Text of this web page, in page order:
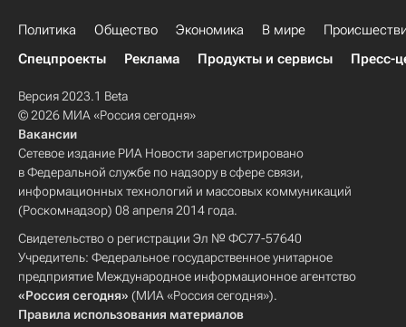
Политика Общество Экономика В мире
Спецпроекты
Реклама Продукты и сервисы Пресс-
Версия 2023.1 Beta
© 2026 МИА «Россия сегодня»
Вакансии
Сетевое издание РИА Новости зарегистрировано
в Федеральной службе по надзору в сфере связи,
информационных технологий и массовых коммуникаций
(Роскомнадзор) 08 апреля 2014 года.
Свидетельство о регистрации Эл № ФС77-57640
Учредитель: Федеральное государственное унитарное
предприятие Международное информационное агентство
«Россия сегодня» (МИА «Россия сегодня»).
Правила использования материалов